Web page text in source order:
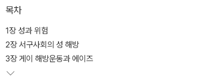
3만 5천 명이 새로 감염되고, 관리가 쉽지 않아 매년 약 3천 명이 죽
는다. 그렇지만 결핵을 무서워하는 사람은 많지 않다. 다른 나라의 경
우에도 신종 전염병에 대한 공포감이 있지만 우리의 경우처럼 극단적
이지는 않다. 왜 우리는 질병을 그렇게 무서워하는지에 대해 연구하
는 책이다.
목차
1장 성과 위험
2장 서구사회의 성 해방
3장 게이 해방운동과 에이즈